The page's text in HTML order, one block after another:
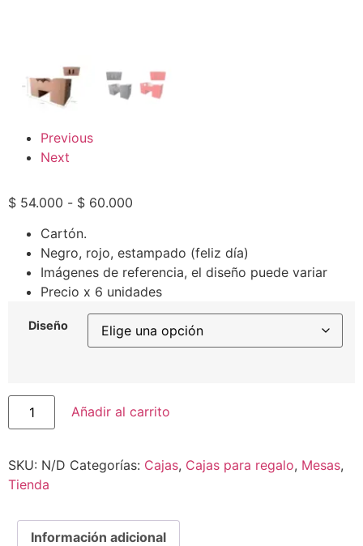
Previous
Next
$ 54.000 - $ 60.000
Cartón.
Negro, rojo, estampado (feliz día)
Imágenes de referencia, el diseño puede variar
Precio x 6 unidades
Diseño
Añadir al carrito
SKU: N/D Categorías: Cajas, Cajas para regalo, Mesas,
Tienda
Información adicional